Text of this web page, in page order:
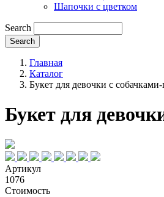
Шапочки с цветком
Search
Главная
Каталог
Букет для девочки с
Букет для
Артикул
1076
Стоимость